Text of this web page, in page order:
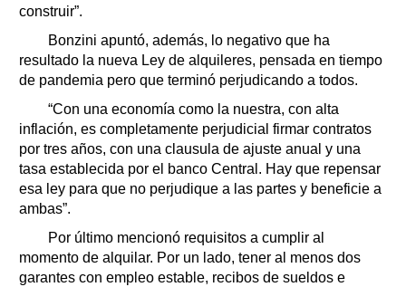
construir”.
Bonzini apuntó, además, lo negativo que ha
resultado la nueva Ley de alquileres, pensada en tiempo
de pandemia pero que terminó perjudicando a todos.
“Con una economía como la nuestra, con alta
inflación, es completamente perjudicial firmar contratos
por tres años, con una clausula de ajuste anual y una
tasa establecida por el banco Central. Hay que repensar
esa ley para que no perjudique a las partes y beneficie a
ambas”.
Por último mencionó requisitos a cumplir al
momento de alquilar. Por un lado, tener al menos dos
garantes con empleo estable, recibos de sueldos e